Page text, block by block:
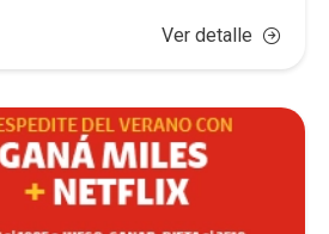
Ver detalle